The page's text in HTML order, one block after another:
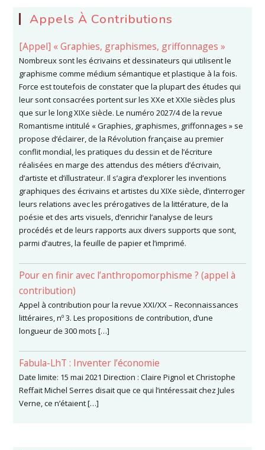
Appels À Contributions
[Appel] « Graphies, graphismes, griffonnages »
Nombreux sont les écrivains et dessinateurs qui utilisent le
graphisme comme médium sémantique et plastique à la fois.
Force est toutefois de constater que la plupart des études qui
leur sont consacrées portent sur les XXe et XXIe siècles plus
que sur le long XIXe siècle. Le numéro 2027/4 de la revue
Romantisme intitulé « Graphies, graphismes, griffonnages » se
propose d’éclairer, de la Révolution française au premier
conflit mondial, les pratiques du dessin et de l’écriture
réalisées en marge des attendus des métiers d’écrivain,
d’artiste et d’illustrateur. Il s’agira d’explorer les inventions
graphiques des écrivains et artistes du XIXe siècle, d’interroger
leurs relations avec les prérogatives de la littérature, de la
poésie et des arts visuels, d’enrichir l’analyse de leurs
procédés et de leurs rapports aux divers supports que sont,
parmi d’autres, la feuille de papier et l’imprimé.
Pour en finir avec l’anthropomorphisme ? (appel à
contribution)
Appel à contribution pour la revue XXI/XX – Reconnaissances
littéraires, nº 3. Les propositions de contribution, d’une
longueur de 300 mots […]
Fabula-LhT : Inventer l’économie
Date limite: 15 mai 2021 Direction : Claire Pignol et Christophe
Reffait Michel Serres disait que ce qui l’intéressait chez Jules
Verne, ce n’étaient […]